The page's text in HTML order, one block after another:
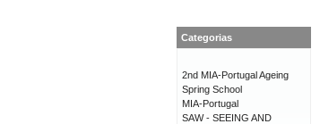
Categorias
2nd MIA-Portugal Ageing
Spring School
MIA-Portugal
SAW - SEEING AND